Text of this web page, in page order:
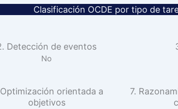
Clasificación OCDE por tipo de
Detección de eventos
No
orientada a
objetivos
7.